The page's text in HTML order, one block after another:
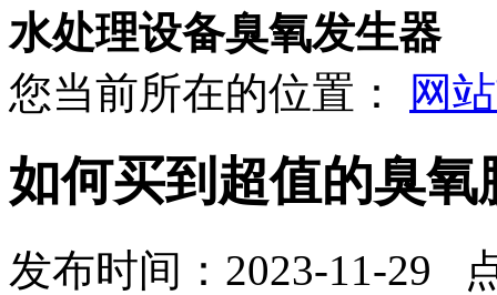
水处理设备臭氧发生器
您当前所在的位置：
网
如何买到超值的臭氧
发布时间：2023-11-29